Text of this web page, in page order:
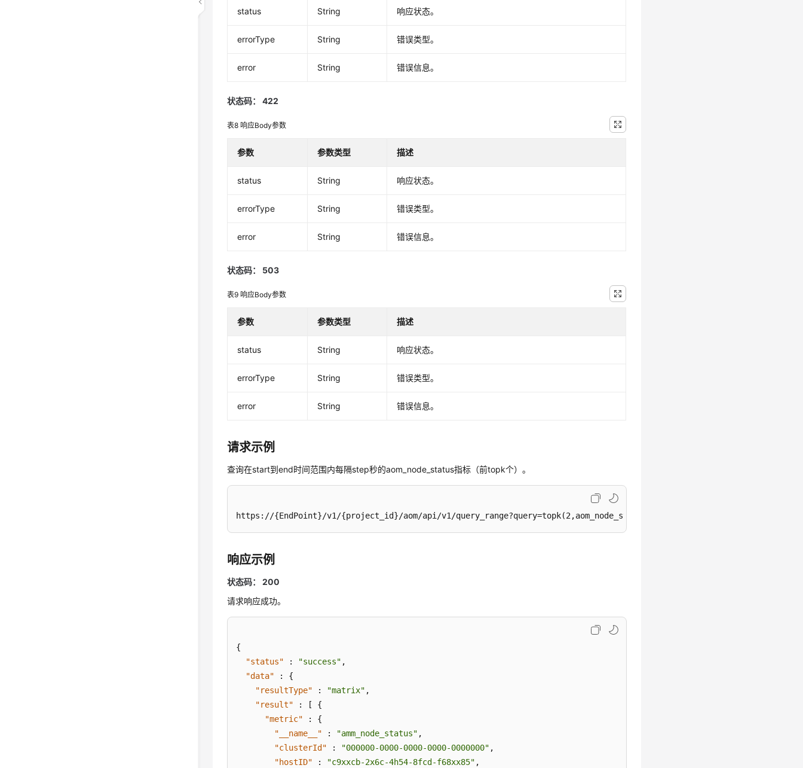
status String 响应状态。
errorType String 错误类型。
error String 错误信息。
状态码： 422
表8响应Body参数
参数 参数类型 描述
status String 响应状态。
errorType String 错误类型。
error String 错误信息。
状态码： 503
表9响应Body参数
参数 参数类型 描述
status String 响应状态。
errorType String 错误类型。
error String 错误信息。
请求示例
查询在start到end时间范围内每隔step秒的aom_node_status指标（前topk个）。
https://{EndPoint}/v1/{project_id}/aom/api/v1/
响应示例
状态码： 200
请求响应成功。
{
"status"
: "success" ,
"data"
:
{
"resultType"
: "matrix" ,
"result"
: [
{
"metric"
:
{
"__name__"
: "amm_node_status" ,
"clusterId"
: "000000-0000-0000-0000-0000000" ,
"hostID"
: "c9xxcb-2x6c-4h54-8fcd-f68xx85" ,